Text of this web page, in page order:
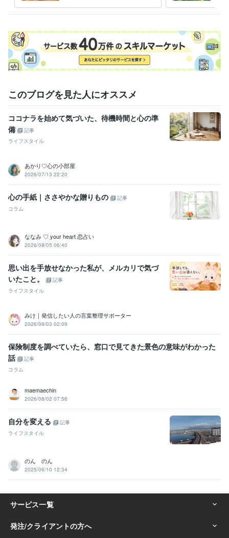
資格・検定
タロットカード士 取得年 : 2024年
得意分野
占い タロットカードによる鑑定
タロット占い
衛生看護科 1997年3月 ~ 1999年2月
オンライン占い講座 2023年4月 ~ 2025年6月
語学力
ます
このブログを見た人にオススメ
ココナラを始めて気づいた、待機時間と心の準
備
記事
ライフスタイル
あかり♡心の小部屋
2026/07/13 22:20
心の手紙｜ささやかな贈りもの
記事
コラム
ななみ ♡ your heart 恋占い
2026/08/05 06:40
思い出を手放せなかった私が、メルカリで気づ
いたこと。
記事
ライフスタイル
みけ｜発信したい人の言葉整理サポーター
2026/08/03 02:09
保険制度を調べていたら、窓口で見てきた景色の意味がわかった
話
記事
コラム
maemaechin
2026/08/02 07:56
自分を変える
記事
ライフスタイル
のん のん
2025/06/10 12:34